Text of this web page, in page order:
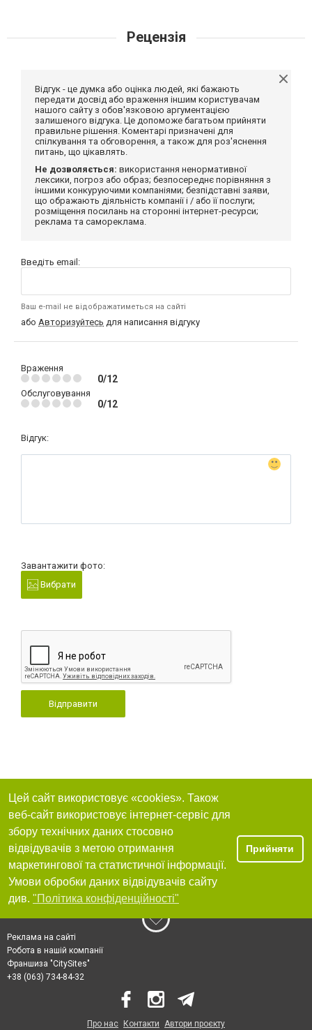
Рецензія
Відгук - це думка або оцінка людей, які бажають
передати досвід або враження іншим користувачам
нашого сайту з обов'язковою аргументацією
залишеного відгука. Це допоможе багатьом прийняти
правильне рішення. Коментарі призначені для
спілкування та обговорення, а також для роз'яснення
питань, що цікавлять.
Не дозволяється: використання ненормативної
лексики, погроз або образ; безпосереднє порівняння з
іншими конкуруючими компаніями; безпідставні заяви,
що ображають діяльність компанії і / або її послуги;
розміщення посилань на сторонні інтернет-ресурси;
реклама та самореклама.
Введіть email:
Ваш e-mail не відображатиметься на сайті
або Авторизуйтесь для написання відгуку
Враження
0/12
Обслуговування
0/12
Відгук:
Завантажити фото:
Вибрати
Відправити
Цей сайт використовує «cookies». Також
веб-сайт використовує інтернет-сервіс для
збору технічних даних стосовно
відвідувачів з метою отримання
маркетингової та статистичної інформації.
Умови обробки даних відвідувачів сайту
див. "Політика конфіденційності"
Прийняти
Реклама на сайті
Робота в нашій компанії
Франшиза "CitySites"
+38 (063) 734-84-32
Про нас Контакти Автори проєкту